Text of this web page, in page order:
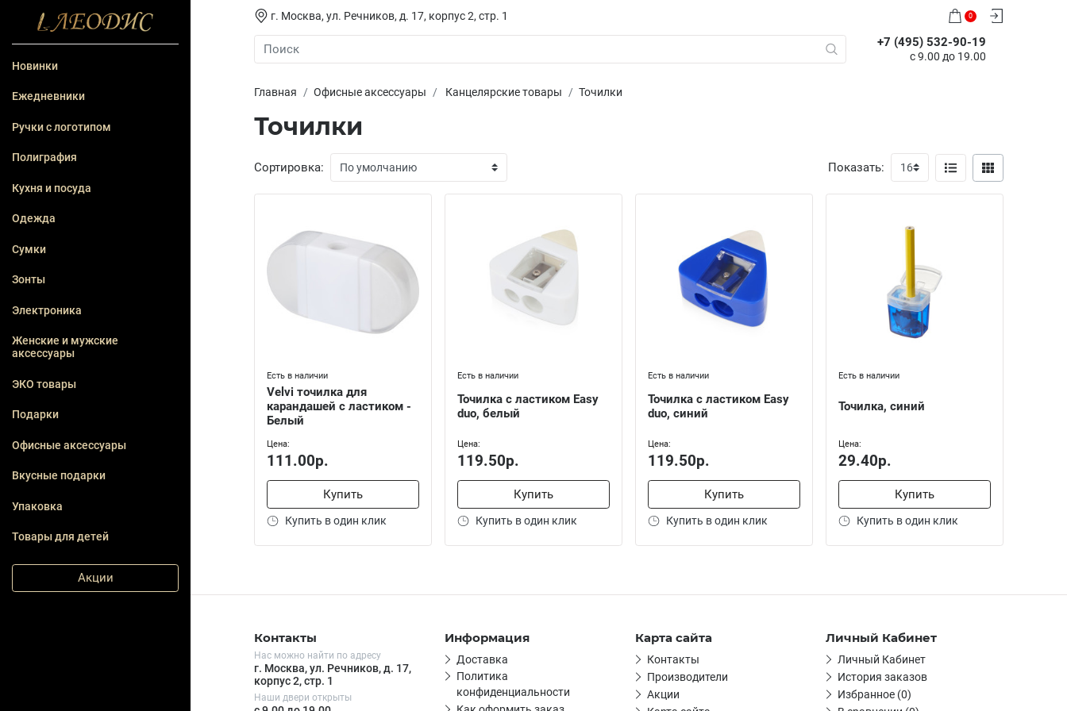
Новинки
Ежедневники
Ручки с логотипом
Полиграфия
Кухня и посуда
Одежда
Сумки
Зонты
Электроника
Женские и мужские
аксессуары
ЭКО товары
Подарки
Офисные аксессуары
Вкусные подарки
Упаковка
Товары для детей
Акции
г. Москва, ул. Речников, д. 17, корпус 2, стр. 1
+7 (495) 532-90-19
с 9.00 до 19.00
0
Главная Офисные аксессуары Канцелярские товары Точилки
Точилки
Сортировка: Показать:
Есть в наличии
Velvi точилка для
карандашей с ластиком -
Белый
Цена:
111.00р.
Купить
Купить в один клик
Есть в наличии
Точилка с ластиком Easy
duo, белый
Цена:
119.50р.
Купить
Купить в один клик
Есть в наличии
Точилка с ластиком Easy
duo, синий
Цена:
119.50р.
Купить
Купить в один клик
Есть в наличии
Точилка, синий
Цена:
29.40р.
Купить
Купить в один клик
Контакты
Нас можно найти по адресу
г. Москва, ул. Речников, д. 17,
корпус 2, стр. 1
Наши двери открыты
Информация
Доставка
Политика
конфиденциальности
Карта сайта
Контакты
Производители
Акции
Личный Кабинет
Личный Кабинет
История заказов
Избранное (0)